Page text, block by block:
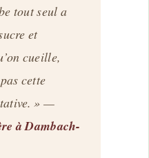
tout seul a
et
cueille,
cette
» —
à Dambach-